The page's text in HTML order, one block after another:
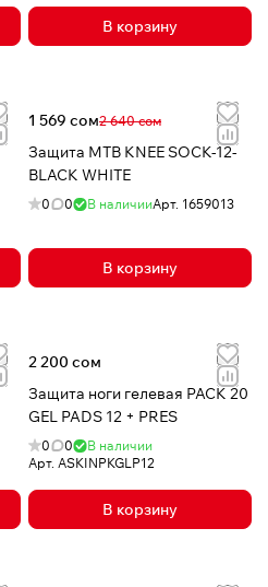
В корзину
1 569 сом2 640 сом
Защита MTB KNEE SOCK-12-
BLACK WHITE
0 0 В наличииАрт. 1659013
В корзину
2 200 сом
Защита ноги гелевая PACK 20
GEL PADS 12 + PRES
0 0
В наличии
Арт. ASKINPKGLP12
В корзину